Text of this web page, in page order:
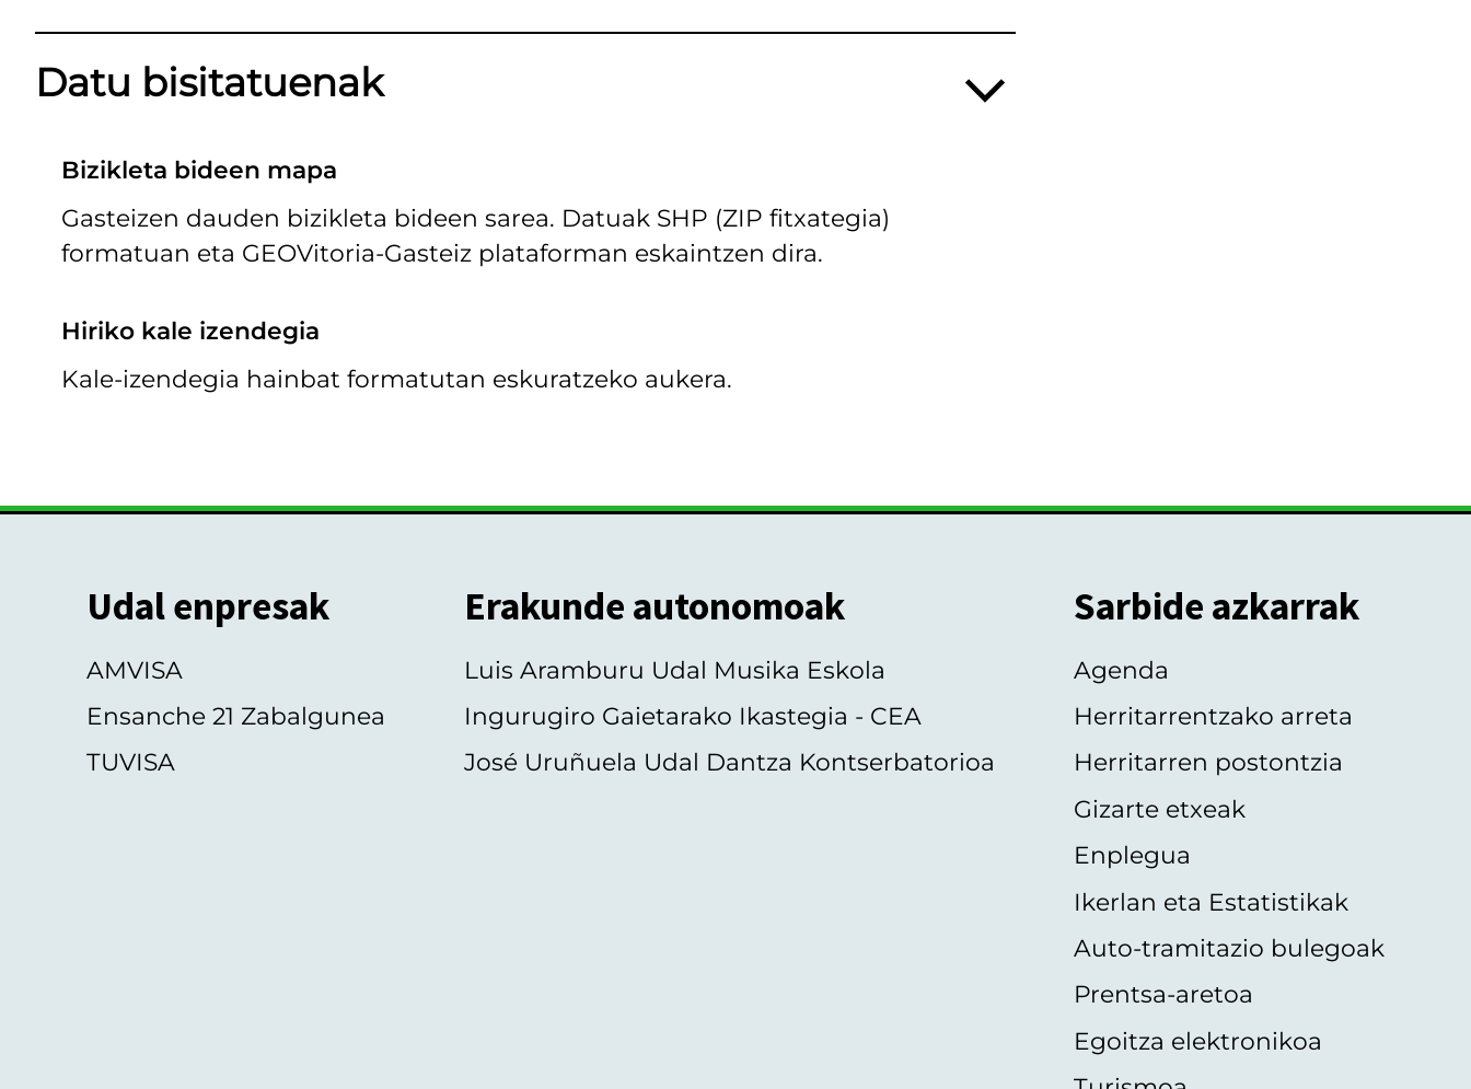
Datu bisitatuenak
Bizikleta bideen mapa
Gasteizen dauden bizikleta bideen sarea. Datuak SHP (ZIP fitxategia)
formatuan eta GEOVitoria-Gasteiz plataforman eskaintzen dira.
Hiriko kale izendegia
Kale-izendegia hainbat formatutan eskuratzeko aukera.
Udal enpresak
AMVISA
Ensanche 21 Zabalgunea
TUVISA
Erakunde autonomoak
Luis Aramburu Udal Musika Eskola
Ingurugiro Gaietarako Ikastegia - CEA
José Uruñuela Udal Dantza Kontserbatorioa
Sarbide azkarrak
Agenda
Herritarrentzako arreta
Herritarren postontzia
Gizarte etxeak
Enplegua
Ikerlan eta Estatistikak
Auto-tramitazio bulegoak
Prentsa-aretoa
Egoitza elektronikoa